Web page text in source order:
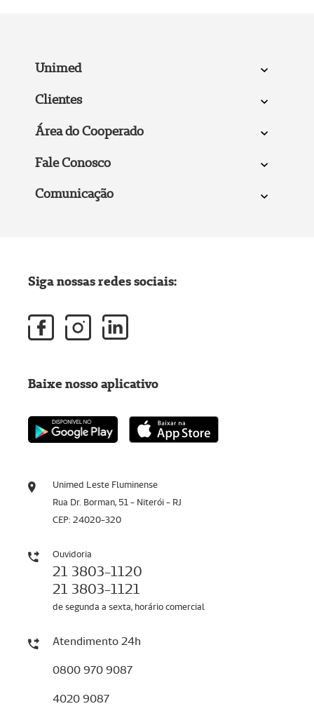
Unimed
Clientes
Área do Cooperado
Fale Conosco
Comunicação
Unimed Leste Fluminense
Rua Dr. Borman, 51 - Niterói - RJ
CEP: 24020-320
Ouvidoria
21 3803-1120
21 3803-1121
de segunda a sexta, horário comercial
Atendimento 24h
0800 970 9087
4020 9087
Siga nossas redes sociais:
Baixe nosso aplicativo